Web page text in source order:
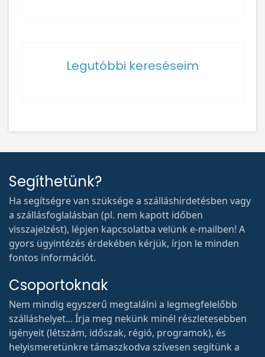
Legutóbbi kereséseim
Segíthetünk?
Ha segítségre van szüksége a szálláshirdetésben vagy
a szállásfoglalásban (pl. nem kapott időben
visszajelzést), lépjen kapcsolatba velünk e-mailben! A
gyors ügyintézés érdekében kérjük, írjon le minden
fontos információt.
Csoportoknak
Nem mindig egyszerű megtalálni a legmegfelelőbb
szálláshelyet... Írja meg nekünk minél részletesebben
igényeit (létszám, időszak, régió, programok), és
helyismeretünkre támaszkodva szívesen segítünk a